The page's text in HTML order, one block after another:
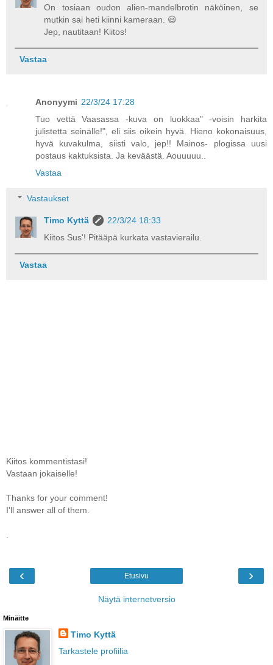
On tosiaan oudon alien-mandelbrotin näköinen, se
mutkin sai heti kiinni kameraan. 😃
Jep, nautitaan! Kiitos!
Vastaa
Anonyymi 22/3/24 17:28
Tuo vettä Vaasassa -kuva on luokkaa" -voisin harkita
julistetta seinälle!", eli siis oikein hyvä. Hieno kokonaisuus,
hyvä kuvakulma, siisti valo, jep!! Mainos- plogissa uusi
postaus kaktuksista. Ja keväästä. Aouuuuu..
Vastaa
Vastaukset
Timo Kyttä
22/3/24 18:33
Kiitos Sus'! Pitääpä kurkata vastavierailu.
Vastaa
Kiitos kommentistasi!
Vastaan jokaiselle!
Thanks for your comment!
I'll answer all of them.
‹ ›
Etusivu
Näytä internetversio
Minäitte
Timo Kyttä
Tarkastele profiilia